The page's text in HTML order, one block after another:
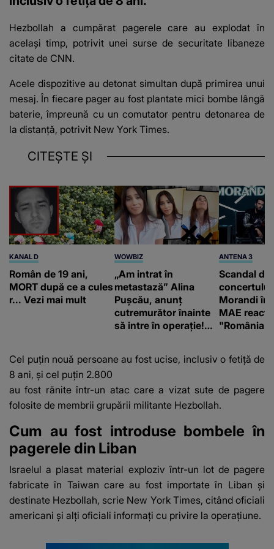
Hezbollah a cumpărat pagerele care au explodat în
același timp, potrivit unei surse de securitate libaneze
citate de CNN.
Acele dispozitive au detonat simultan după primirea unui
mesaj. În fiecare pager au fost plantate mici bombe lângă
baterie, împreună cu un comutator pentru detonarea de
la distanță, potrivit New York Times.
CITEȘTE ȘI
KANAL D
Român de 19 ani,
MORT după ce a cules
r... Vezi mai mult
WOWBIZ
„Am intrat în
metastază” Alina
Pușcău, anunț
cutremurător înainte
să intre în operație!
fanilor
ANTENA 3
Scandal
Morandi în
MAE
"România
Cel puțin nouă persoane au fost ucise, inclusiv o fetiță de
8 ani, și cel puțin 2.800
au fost rănite într-un atac care a vizat sute de pagere
folosite de membrii grupării militante Hezbollah.
Cum au fost introduse bombele în
pagerele din Liban
Israelul a plasat material exploziv într-un lot de pagere
fabricate în Taiwan care au fost importate în Liban şi
destinate Hezbollah, scrie New York Times, citând oficiali
americani şi alţi oficiali informaţi cu privire la operaţiune.